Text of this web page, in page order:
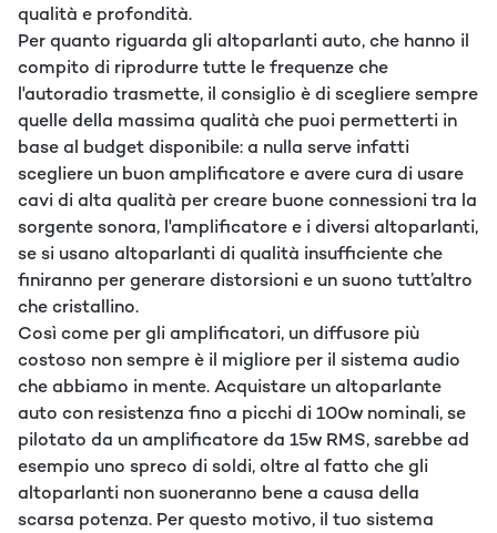
qualità e profondità.
Per quanto riguarda gli altoparlanti auto, che hanno il
compito di riprodurre tutte le frequenze che
l'autoradio trasmette, il consiglio è di scegliere sempre
quelle della massima qualità che puoi permetterti in
base al budget disponibile: a nulla serve infatti
scegliere un buon amplificatore e avere cura di usare
cavi di alta qualità per creare buone connessioni tra la
sorgente sonora, l'amplificatore e i diversi altoparlanti,
se si usano altoparlanti di qualità insufficiente che
finiranno per generare distorsioni e un suono tutt’altro
che cristallino.
Così come per gli amplificatori, un diffusore più
costoso non sempre è il migliore per il sistema audio
che abbiamo in mente. Acquistare un altoparlante
auto con resistenza fino a picchi di 100w nominali, se
pilotato da un amplificatore da 15w RMS, sarebbe ad
esempio uno spreco di soldi, oltre al fatto che gli
altoparlanti non suoneranno bene a causa della
scarsa potenza. Per questo motivo, il tuo sistema